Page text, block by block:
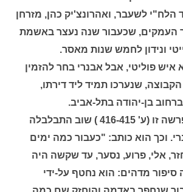
הלח"י לשעבר, ואהרונצ'יק כהן, מזרחן
העמקים, שכעבור שנה נעצר באשמת
ונידון לחמש שנות מאסר.
אז בן 23 , לא איש פוליטי, אבל אבנרי בחר להזמין
שנערכו תמיד ליד דירתו,
בן-יהודה בתל-אביב.
בבואו לכתוב על פרשה זו (ע' 416-415 ) שוב התבלבלה
וכך הוא כותב: "כעבור כמה ימים
אלי, פרוע, נסער, עד שקשה היה
סיפור מדהים: הוא נחטף על-ידי